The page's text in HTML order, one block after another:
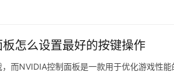
怎么设置最好的按键操作
而NVIDIA控制面板是一款用于优化游戏性